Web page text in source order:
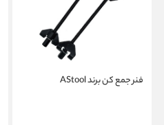
فنر جمع کن برند AStool